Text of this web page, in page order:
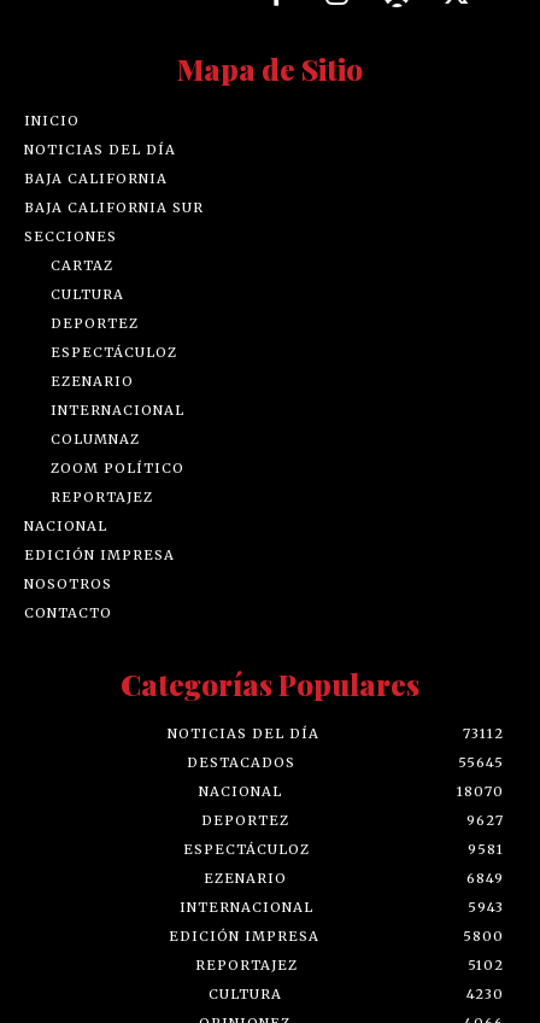
Mapa de Sitio
INICIO
NOTICIAS DEL DÍA
BAJA CALIFORNIA
BAJA CALIFORNIA SUR
SECCIONES
CARTAZ
CULTURA
DEPORTEZ
ESPECTÁCULOZ
EZENARIO
INTERNACIONAL
COLUMNAZ
ZOOM POLÍTICO
REPORTAJEZ
NACIONAL
EDICIÓN IMPRESA
NOSOTROS
CONTACTO
Categorías Populares
NOTICIAS DEL DÍA
73112
DESTACADOS
55645
NACIONAL
18070
DEPORTEZ
9627
ESPECTÁCULOZ
9581
EZENARIO
6849
INTERNACIONAL
5943
EDICIÓN IMPRESA
5800
REPORTAJEZ
5102
CULTURA
4230